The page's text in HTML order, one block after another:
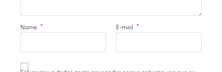
Nome * E-mail *